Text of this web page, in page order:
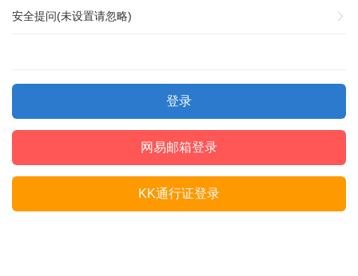
安全提问(未设置请忽略)
登录
网易邮箱登录
KK通行证登录